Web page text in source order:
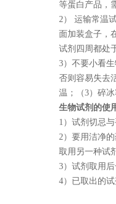
等蛋白产品，
2） 运输常温
面加装盒子，
试剂四周都处
3）不要小看
否则容易失去
温；（3）碎
生物试剂的使
1 ）试剂切忌
2）要用洁净
取用另一种试
3）试剂取用
4）已取出的